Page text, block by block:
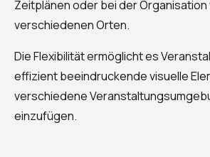
Zeitplänen oder bei der Organisation
verschiedenen Orten.
Die Flexibilität ermöglicht es
effizient beeindruckende visuelle
verschiedene
einzufügen.